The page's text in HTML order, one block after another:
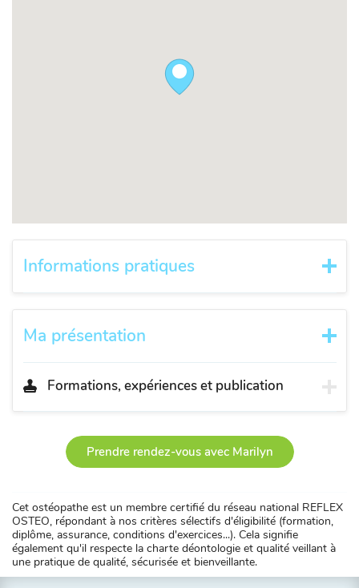
Informations pratiques
Ma présentation
Formations, expériences et publication
Prendre rendez-vous avec Marilyn
Cet ostéopathe est un membre certifié du réseau national REFLEX
OSTEO, répondant à nos critères sélectifs d'éligibilité (formation,
diplôme, assurance, conditions d'exercices...). Cela signifie
également qu'il respecte la charte déontologie et qualité veillant à
une pratique de qualité, sécurisée et bienveillante.